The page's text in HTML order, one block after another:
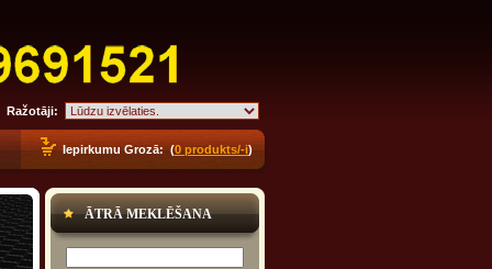
Ražotāji:
Iepirkumu Grozā: (0 produkts/-i)
ĀTRĀ MEKLĒŠANA